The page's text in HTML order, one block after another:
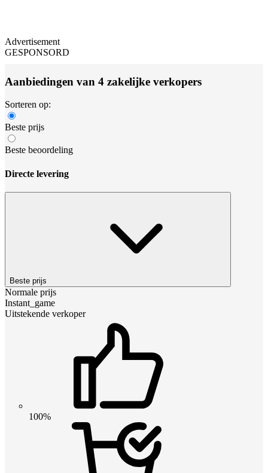
Advertisement
GESPONSORD
Aanbiedingen van 4 zakelijke verkopers
Sorteren op:
Beste prijs
Beste beoordeling
Directe levering
Beste prijs
Normale prijs
Instant_game
Uitstekende verkoper
100%